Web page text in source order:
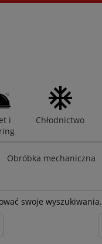
i
Chłodnictwo
Obróbka mechaniczna
swoje wyszukiwania.